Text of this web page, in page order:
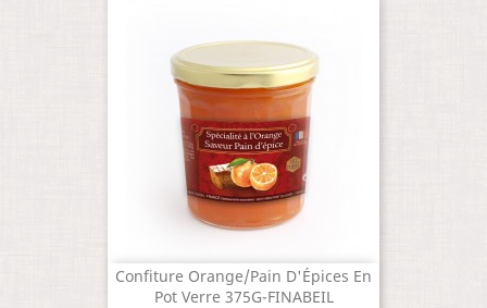
Confiture Orange/Pain D'Épices En
Pot Verre 375G-FINABEIL